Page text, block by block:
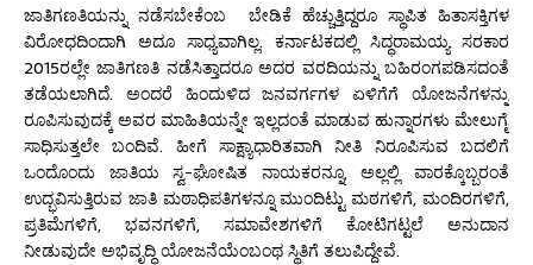
ಜಾತಿಗಣತಿಯನ್ನು ನಡೆಸಬೇಕೆಂಬ ಬೇಡಿಕೆ ಹೆಚ್ಚುತ್ತಿದ್ದರೂ ಸ್ಥಾಪಿತ ಹಿತಾಸಕ್ತಿಗಳ
ವಿರೋಧದಿಂದಾಗಿ ಅದೂ ಸಾಧ್ಯವಾಗಿಲ್ಲ. ಕರ್ನಾಟಕದಲ್ಲಿ ಸಿದ್ಧರಾಮಯ್ಯ ಸರಕಾರ
2015ರಲ್ಲೇ ಜಾತಿಗಣತಿ ನಡೆಸಿತ್ತಾದರೂ ಅದರ ವರದಿಯನ್ನು ಬಹಿರಂಗಪಡಿಸದಂತೆ
ತಡೆಯಲಾಗಿದೆ. ಅಂದರೆ ಹಿಂದುಳಿದ ಜನವರ್ಗಗಳ ಏಳಿಗೆಗೆ ಯೋಜನೆಗಳನ್ನು
ರೂಪಿಸುವುದಕ್ಕೆ ಅವರ ಮಾಹಿತಿಯನ್ನೇ ಇಲ್ಲದಂತೆ ಮಾಡುವ ಹುನ್ನಾರಗಳು ಮೇಲುಗೈ
ಸಾಧಿಸುತ್ತಲೇ ಬಂದಿವೆ. ಹೀಗೆ ಸಾಕ್ಷ್ಯಾಧಾರಿತವಾಗಿ ನೀತಿ ನಿರೂಪಿಸುವ ಬದಲಿಗೆ
ಒಂದೊಂದು ಜಾತಿಯ ಸ್ವ-ಘೋಷಿತ ನಾಯಕರನ್ನೂ, ಅಲ್ಲಲ್ಲಿ ವಾರಕ್ಕೊಬ್ಬರಂತೆ
ಉದ್ಭವಿಸುತ್ತಿರುವ ಜಾತಿ ಮಠಾಧಿಪತಿಗಳನ್ನೂ ಮುಂದಿಟ್ಟು ಮಠಗಳಿಗೆ, ಮಂದಿರಗಳಿಗೆ,
ಪ್ರತಿಮೆಗಳಿಗೆ, ಭವನಗಳಿಗೆ, ಸಮಾವೇಶಗಳಿಗೆ ಕೋಟಿಗಟ್ಟಲೆ ಅನುದಾನ
ನೀಡುವುದೇ ಅಭಿವೃದ್ಧಿ ಯೋಜನೆಯೆಂಬಂಥ ಸ್ಥಿತಿಗೆ ತಲುಪಿದ್ದೇವೆ.